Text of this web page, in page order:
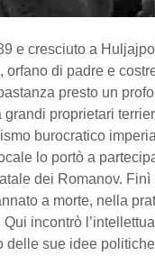
e cresciuto a
orfano di padre e
presto un
grandi proprietari
burocratico
lo portò a
dei Romanov.
a morte, nella
incontrò
delle sue idee